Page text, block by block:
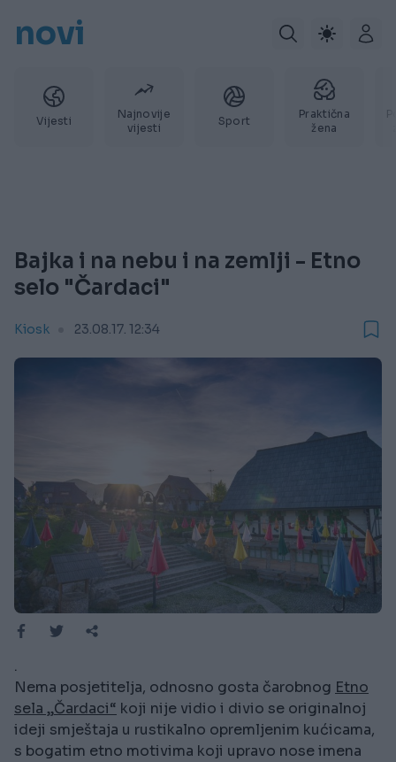
novi
Vijesti
Najnovije
vijesti
Sport
Praktična
žena
Bajka i na nebu i na zemlji - Etno
selo "Čardaci"
Kiosk 23.08.17. 12:34
.
Nema posjetitelja, odnosno gosta čarobnog Etno
sela „Čardaci“ koji nije vidio i divio se originalnoj
ideji smještaja u rustikalno opremljenim kućicama,
s bogatim etno motivima koji upravo nose imena